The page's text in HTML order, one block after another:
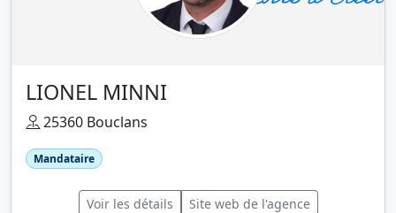
LIONEL MINNI
25360 Bouclans
Mandataire
Voir les détails Site web de l'agence